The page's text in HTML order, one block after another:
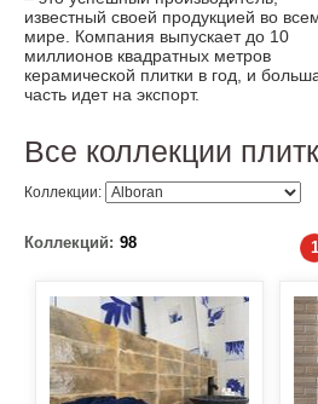
известный своей продукцией во
мире. Компания выпускает до 10
миллионов квадратных метров
керамической плитки в год, и
часть идет на экспорт.
Все коллекции
Коллекции:
Коллекций: 98 1